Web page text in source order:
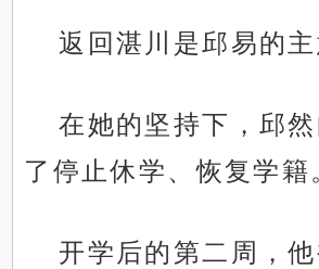
返回湛川是邱易的主
在她的坚持下，邱
了停止休学、恢复学籍
开学后的第二周，